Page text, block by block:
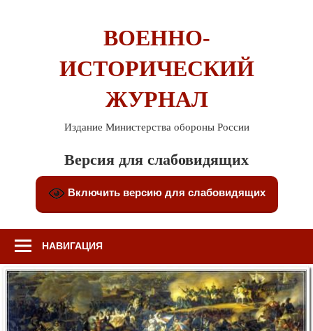
ВОЕННО-
ИСТОРИЧЕСКИЙ
ЖУРНАЛ
Издание Министерства обороны России
Версия для слабовидящих
Включить версию для слабовидящих
НАВИГАЦИЯ